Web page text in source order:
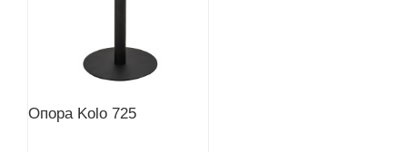
Опора Kolo 725